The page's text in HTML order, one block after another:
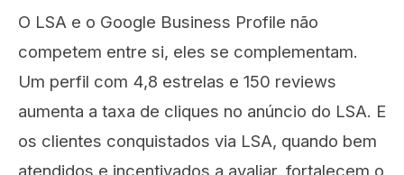
O LSA e o Google Business Profile não
competem entre si, eles se complementam.
Um perfil com 4,8 estrelas e 150 reviews
aumenta a taxa de cliques no anúncio do LSA. E
os clientes conquistados via LSA, quando bem
atendidos e incentivados a avaliar, fortalecem o